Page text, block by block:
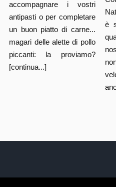
accompagnare i vostri
antipasti o per completare
un buon piatto di carne...
magari delle alette di pollo
piccanti: la proviamo?
[continua...]
è